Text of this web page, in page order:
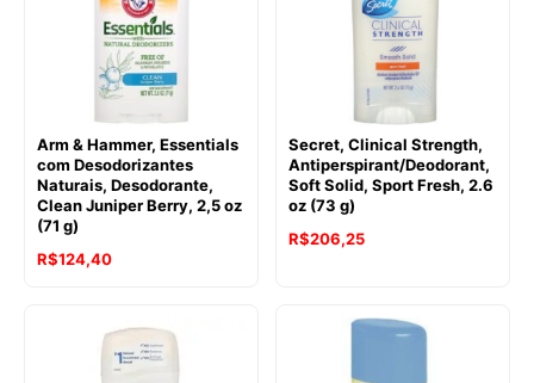
Arm & Hammer, Essentials
com Desodorizantes
Naturais, Desodorante,
Clean Juniper Berry, 2,5 oz
(71 g)
R$124,40
Secret, Clinical Strength,
Antiperspirant/Deodorant,
Soft Solid, Sport Fresh, 2.6
oz (73 g)
R$206,25